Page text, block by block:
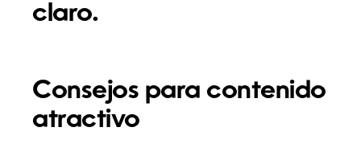
claro.
Consejos para contenido
atractivo